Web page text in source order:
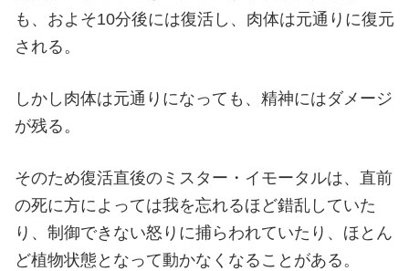
も、およそ10分後には復活し、肉体は元通りに復元
される。
しかし肉体は元通りになっても、精神にはダメージ
が残る。
そのため復活直後のミスター・イモータルは、直前
の死に方によっては我を忘れるほど錯乱していた
り、制御できない怒りに捕らわれていたり、ほとん
ど植物状態となって動かなくなることがある。